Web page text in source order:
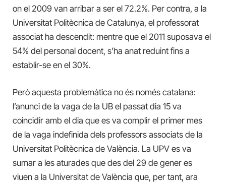
on el 2009 van arribar a ser el 72.2%. Per contra, a la
Universitat Politècnica de Catalunya, el professorat
associat ha descendit: mentre que el 2011 suposava el
54% del personal docent, s’ha anat reduint fins a
establir-se en el 30%.
Però aquesta problemàtica no és només catalana:
l’anunci de la vaga de la UB el passat dia 15 va
coincidir amb el dia que es va complir el primer mes
de la vaga indefinida dels professors associats de la
Universitat Politècnica de València. La UPV es va
sumar a les aturades que des del 29 de gener es
viuen a la Universitat de València que, per tant, ara